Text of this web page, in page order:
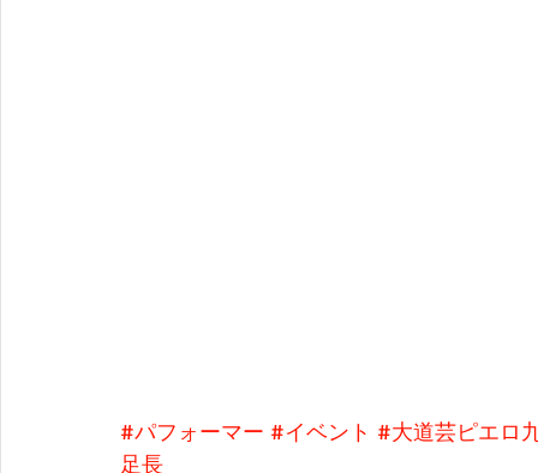
#パフォーマー #イベント #大道芸ピエロ
足長